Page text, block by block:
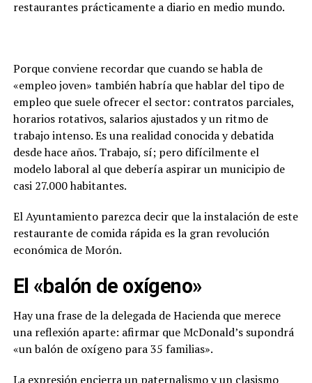
restaurantes prácticamente a diario en medio mundo.
Porque conviene recordar que cuando se habla de
«empleo joven» también habría que hablar del tipo de
empleo que suele ofrecer el sector: contratos parciales,
horarios rotativos, salarios ajustados y un ritmo de
trabajo intenso. Es una realidad conocida y debatida
desde hace años. Trabajo, sí; pero difícilmente el
modelo laboral al que debería aspirar un municipio de
casi 27.000 habitantes.
El Ayuntamiento parezca decir que la instalación de este
restaurante de comida rápida es la gran revolución
económica de Morón.
El «balón de oxígeno»
Hay una frase de la delegada de Hacienda que merece
una reflexión aparte: afirmar que McDonald’s supondrá
«un balón de oxígeno para 35 familias».
La expresión encierra un paternalismo y un clasismo